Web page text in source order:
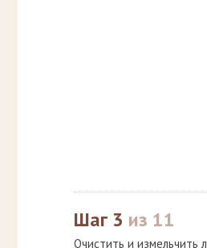
Шаг 3 из 11
Очистить и измельчить